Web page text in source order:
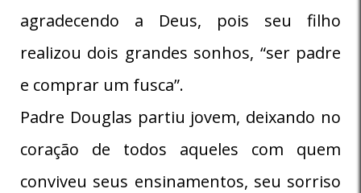
agradecendo a Deus, pois seu filho
realizou dois grandes sonhos, “ser padre
e comprar um fusca”.
Padre Douglas partiu jovem, deixando no
coração de todos aqueles com quem
conviveu seus ensinamentos, seu sorriso